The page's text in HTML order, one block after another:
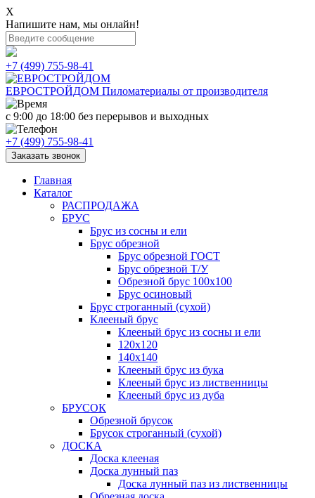
X
Напишите нам, мы онлайн!
+7 (499) 755-98-41
ЕВРОСТРОЙДОМ Пиломатериалы от производителя
с 9:00 до 18:00 без перерывов и выходных
+7 (499) 755-98-41
Заказать звонок
Главная
Каталог
РАСПРОДАЖА
БРУС
Брус из сосны и ели
Брус обрезной
Брус обрезной ГОСТ
Брус обрезной Т/У
Обрезной брус 100х100
Брус осиновый
Брус строганный (сухой)
Клееный брус
Клееный брус из сосны и ели
120х120
140х140
Клееный брус из бука
Клееный брус из лиственницы
Клееный брус из дуба
БРУСОК
Обрезной брусок
Брусок строганный (сухой)
ДОСКА
Доска клееная
Доска лунный паз
Доска лунный паз из лиственницы